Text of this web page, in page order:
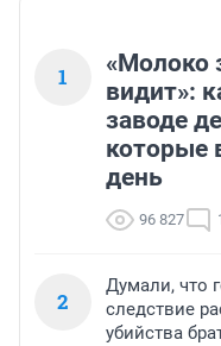
1
«Молоко
видит»:
заводе
которые
день
96 827
2
Думали, что
следствие
убийства